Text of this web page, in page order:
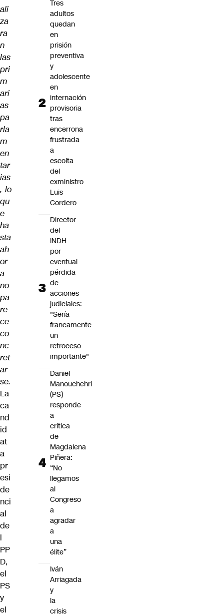
ali
za
ra
n
las
pri
m
ari
as
pa
rla
m
en
tar
ias
, lo
qu
e
ha
sta
ah
or
a
no
pa
re
ce
co
nc
ret
ar
se.
La
ca
nd
id
at
a
pr
esi
de
nci
al
de
l
PP
D,
el
PS
y
el
Tres
adultos
quedan
en
prisión
preventiva
y
adolescente
en
internación
provisoria
tras
encerrona
frustrada
a
escolta
del
exministro
Luis
Cordero
Director
del
INDH
por
eventual
pérdida
de
acciones
judiciales:
"Sería
francamente
un
retroceso
importante"
Daniel
Manouchehri
(PS)
responde
a
crítica
de
Magdalena
Piñera:
“No
llegamos
al
Congreso
a
agradar
a
una
élite”
Iván
Arriagada
y
la
crisis